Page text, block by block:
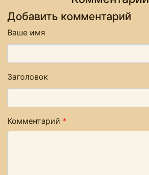
Добавить комментарий
Ваше имя
Заголовок
Комментарий *